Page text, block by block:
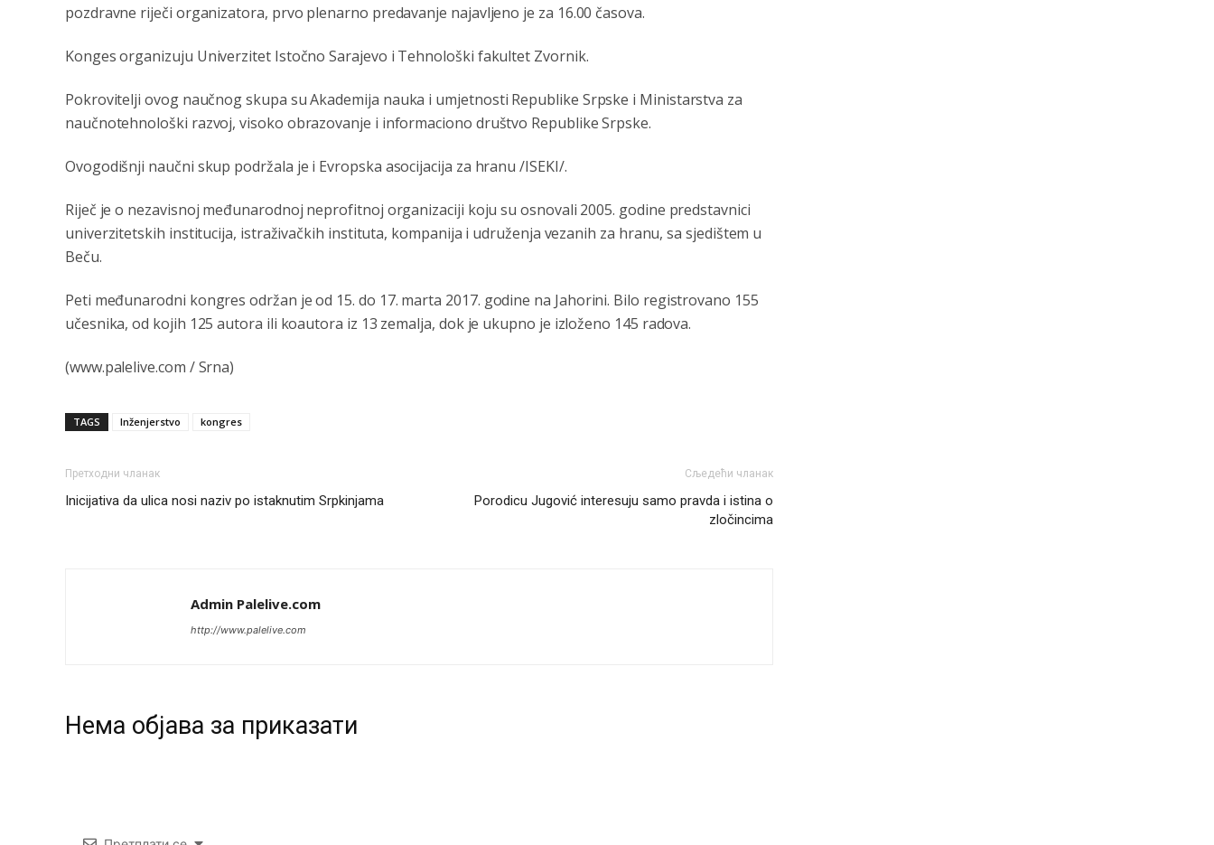
pozdravne riječi organizatora, prvo plenarno predavanje najavljeno je za 16.00 časova.
Konges organizuju Univerzitet Istočno Sarajevo i Tehnološki fakultet Zvornik.
Pokrovitelji ovog naučnog skupa su Akademija nauka i umjetnosti Republike Srpske i Ministarstva za
naučnotehnološki razvoj, visoko obrazovanje i informaciono društvo Republike Srpske.
Ovogodišnji naučni skup podržala je i Evropska asocijacija za hranu /ISEKI/.
Riječ je o nezavisnoj međunarodnoj neprofitnoj organizaciji koju su osnovali 2005. godine predstavnici
univerzitetskih institucija, istraživačkih instituta, kompanija i udruženja vezanih za hranu, sa sjedištem u
Beču.
Peti međunarodni kongres održan je od 15. do 17. marta 2017. godine na Jahorini. Bilo registrovano 155
učesnika, od kojih 125 autora ili koautora iz 13 zemalja, dok je ukupno je izloženo 145 radova.
(www.palelive.com / Srna)
TAGS Inženjerstvo kongres
Претходни чланак
Inicijativa da ulica nosi naziv po istaknutim Srpkinjama
Сљедећи чланак
Porodicu Jugović interesuju samo pravda i istina o
zločincima
Admin Palelive.com
http://www.palelive.com
Нeма објава за приказати